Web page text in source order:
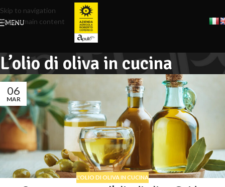
Skip to navigation
Skip to main content
MENU
L’olio di oliva in cucina
06
MAR
L'OLIO DI OLIVA IN CUCINA